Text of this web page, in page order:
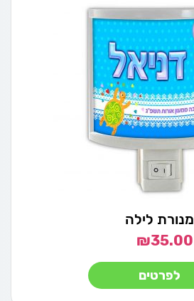
מנורת לילה
₪35.00
לפרטים